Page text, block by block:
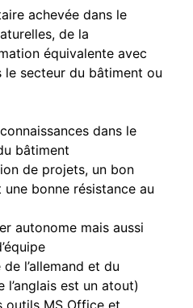
achevée dans le
de la
équivalente avec
le secteur du bâtiment ou
dans le
bâtiment
de projets, un bon
bonne résistance au
autonome mais aussi
l’allemand et du
est un atout)